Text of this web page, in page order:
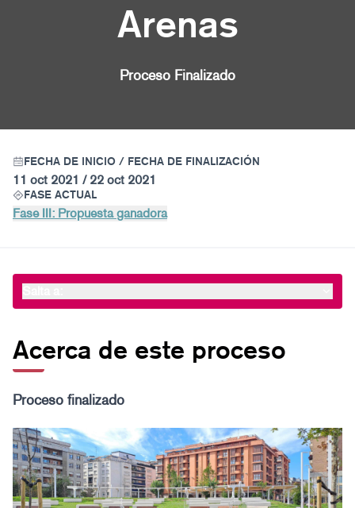
Arenas
Proceso Finalizado
FECHA DE INICIO / FECHA DE FINALIZACIÓN
11 oct 2021 / 22 oct 2021
FASE ACTUAL
Fase III: Propuesta ganadora
Acerca de este proceso
Proceso finalizado